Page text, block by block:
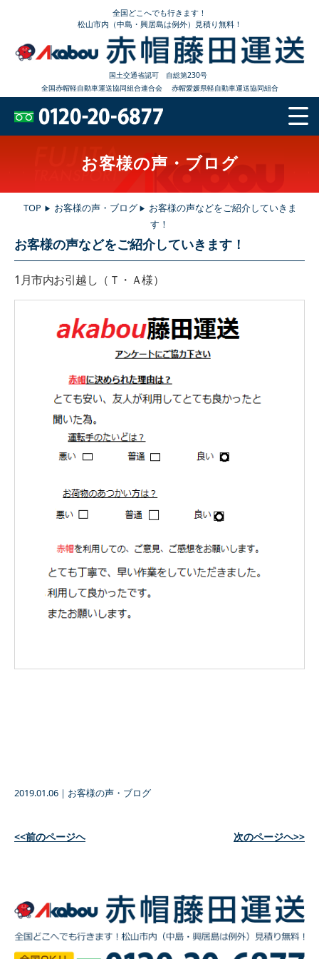
全国どこへでも行きます！
松山市内（中島・興居島は例外）見積り無料！
国土交通省認可 自総第230号
全国赤帽軽自動車運送協同組合連合会
赤帽愛媛県軽自動車運送協同組合
お客様の声・ブログ
TOP ▶ お客様の声・ブログ ▶ お客様の声などをご紹介していきま
す！
お客様の声などをご紹介していきます！
1月市内お引越し（Ｔ・Ａ様）
2019.01.06 ｜ お客様の声・ブログ
<<前のページヘ 次のページヘ>>